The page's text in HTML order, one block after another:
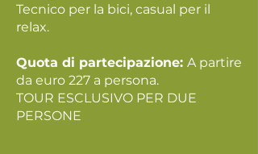
Tecnico per la bici, casual per il
relax.
Quota di partecipazione: A partire
da euro 227 a persona.
TOUR ESCLUSIVO PER DUE
PERSONE